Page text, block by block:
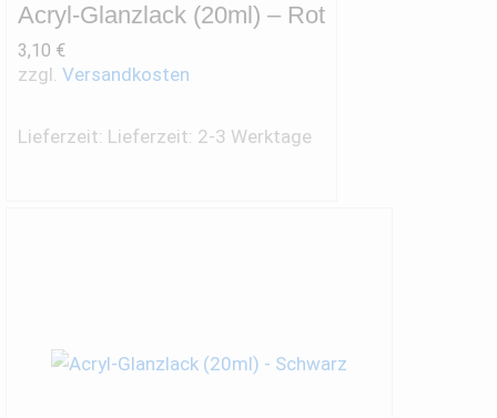
Acryl-Glanzlack (20ml) – Rot
3,10 €
zzgl. Versandkosten
Lieferzeit: Lieferzeit: 2-3 Werktage